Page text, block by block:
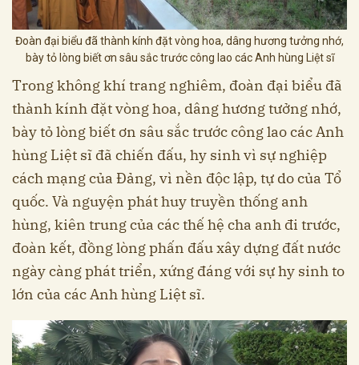
Đoàn đại biểu đã thành kính đặt vòng hoa, dâng hương tưởng nhớ,
bày tỏ lòng biết ơn sâu sắc trước công lao các Anh hùng Liệt sĩ
Trong không khí trang nghiêm, đoàn đại biểu đã
thành kính đặt vòng hoa, dâng hương tưởng nhớ,
bày tỏ lòng biết ơn sâu sắc trước công lao các Anh
hùng Liệt sĩ đã chiến đấu, hy sinh vì sự nghiệp
cách mạng của Đảng, vì nền độc lập, tự do của Tổ
quốc. Và nguyện phát huy truyền thống anh
hùng, kiên trung của các thế hệ cha anh đi trước,
đoàn kết, đồng lòng phấn đấu xây dựng đất nước
ngày càng phát triển, xứng đáng với sự hy sinh to
lớn của các Anh hùng Liệt sĩ.